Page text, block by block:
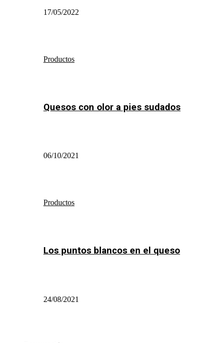
17/05/2022
Productos
Quesos con olor a pies sudados
06/10/2021
Productos
Los puntos blancos en el queso
24/08/2021